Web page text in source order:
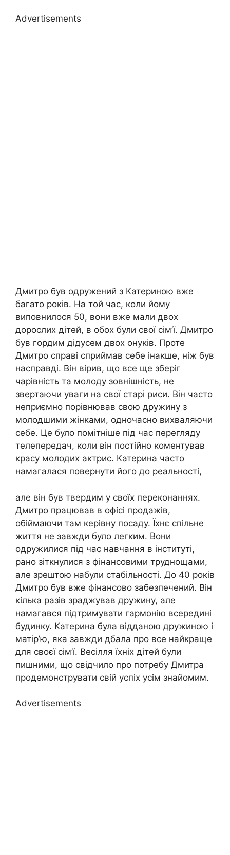
Advertisements
Дмитро був одружений з Катериною вже
багато років. На той час, коли йому
виповнилося 50, вони вже мали двох
дорослих дітей, в обох були свої сім’ї. Дмитро
був гордим дідусем двох онуків. Проте
Дмитро справі сприймав себе інакше, ніж був
насправді. Він вірив, що все ще зберіг
чарівність та молоду зовнішність, не
звертаючи уваги на свої старі риси. Він часто
неприємно порівнював свою дружину з
молодшими жінками, одночасно вихваляючи
себе. Це було помітніше під час перегляду
телепередач, коли він постійно коментував
красу молодих актрис. Катерина часто
намагалася повернути його до реальності,
але він був твердим у своїх переконаннях.
Дмитро працював в офісі продажів,
обіймаючи там керівну посаду. Їхнє спільне
життя не завжди було легким. Вони
одружилися під час навчання в інституті,
рано зіткнулися з фінансовими труднощами,
але зрештою набули стабільності. До 40 років
Дмитро був вже фінансово забезпечений. Він
кілька разів зраджував дружину, але
намагався підтримувати гармонію всередині
будинку. Катерина була відданою дружиною і
матір’ю, яка завжди дбала про все найкраще
для своєї сім’ї. Весілля їхніх дітей були
пишними, що свідчило про потребу Дмитра
продемонструвати свій успіх усім знайомим.
Advertisements